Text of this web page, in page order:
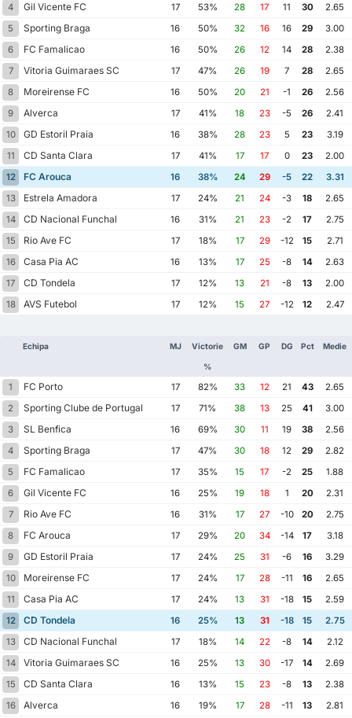
4
Gil Vicente FC 17 53% 28 17 11 30
2.65
5
Sporting Braga 16 50% 32 16 16 29
3.00
6
FC Famalicao 16 50% 26 12 14 28
2.38
7
Vitoria Guimaraes SC 17 47% 26 19 7 28
2.65
8
Moreirense FC 16 50% 20 21 -1 26
2.56
9
Alverca 17 41% 18 23 -5 26
2.41
10
GD Estoril Praia 16 38% 28 23 5 23
3.19
11
CD Santa Clara 17 41% 17 17 0 23
2.00
12
FC Arouca 16 38% 24 29 -5 22
3.31
13
Estrela Amadora 17 24% 21 24 -3 18
2.65
14
CD Nacional Funchal 16 31% 21 23 -2 17
2.75
15
Rio Ave FC 17 18% 17 29 -12 15
2.71
16
Casa Pia AC 16 13% 17 25 -8 14
2.63
17
CD Tondela 17 12% 13 21 -8 13
2.00
18
AVS Futebol 17 12% 15 27 -12 12 2.47
Echipa MJ Victorie
%
GM GP DG Pct Medie
1 FC Porto 17 82% 33 12 21 43
2.65
2
Sporting Clube de Portugal 17 71% 38 13 25 41
3.00
3
SL Benfica 16 69% 30 11 19 38
2.56
4
Sporting Braga 17 47% 30 18 12 29
2.82
5
FC Famalicao 17 35% 15 17 -2 25
1.88
6
Gil Vicente FC 16 25% 19 18 1 20
2.31
7
Rio Ave FC 16 31% 17 27 -10 20
2.75
8
FC Arouca 17 29% 20 34 -14 17
3.18
9
GD Estoril Praia 17 24% 25 31 -6 16
3.29
10
Moreirense FC 17 24% 17 28 -11 16
2.65
11
Casa Pia AC 17 24% 13 31 -18 15
2.59
12
CD Tondela 16 25% 13 31 -18 15
2.75
13
CD Nacional Funchal 17 18% 14 22 -8 14
2.12
14
Vitoria Guimaraes SC 16 25% 13 30 -17 14
2.69
15
CD Santa Clara 16 13% 15 23 -8 13
2.38
16
Alverca 16 19% 17 28 -11 13
2.81